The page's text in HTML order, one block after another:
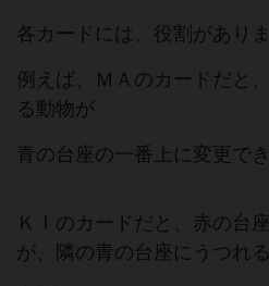
各カードには、役割がありま
例えば、ＭＡのカードだと
る動物が
青の台座の一番上に変更でき
ＫＩのカードだと、赤の台
が、隣の青の台座にうつれる